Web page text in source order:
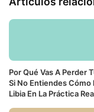
Por Qué Vas A Perder
Si No Entiendes Cómo
Libia En La Práctica